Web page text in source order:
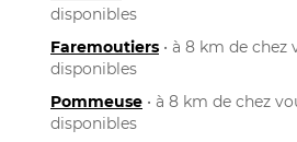
disponibles
Faremoutiers • à 8 km de chez
disponibles
Pommeuse • à 8 km de chez
disponibles